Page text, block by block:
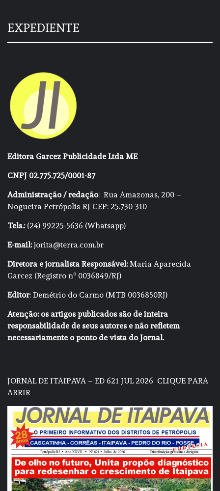
EXPEDIENTE
Editora Garcez Publicidade Ltda ME
CNPJ 02.775.725/0001-87
Administração / redação: Rua Amazonas, 200 –
Nogueira Petrópolis-RJ CEP: 25.730-310
Tels.:(24) 99225-5636 (Whatsapp)
E-mail:jorita@terra.com.br
Diretora e jornalista Responsável:Maria Aparecida
Garcez (Registro nº 0036849/RJ)
Editor: Demétrio do Carmo (MTB 0036850RJ)
Atenção: os artigos publicados são de inteira
responsabilidade de seus autores e não refletem
necessariamente o ponto de vista do Jornal.
JORNAL DE ITAIPAVA – ED 621 JUL 2026 CLIQUE PARA
ABRIR